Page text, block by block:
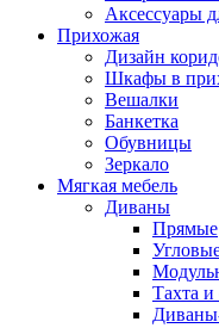
Аксессуары
Прихожая
Дизайн
Шкафы в
Вешалки
Банкетка
Обувницы
Зеркало
Мягкая мебель
Диваны
Прямые
Тахта и